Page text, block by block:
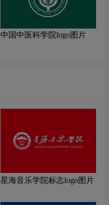
中国中医科学院logo图片
星海音乐学院标志logo图片